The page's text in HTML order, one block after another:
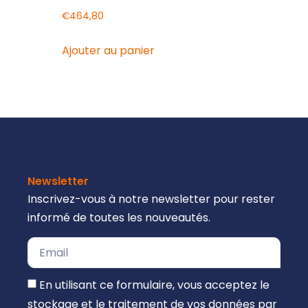
€464,80
Ajouter au panier
Newsletter
Inscrivez-vous à notre newsletter pour rester
informé de toutes les nouveautés.
En utilisant ce formulaire, vous acceptez le
stockage et le traitement de vos données par